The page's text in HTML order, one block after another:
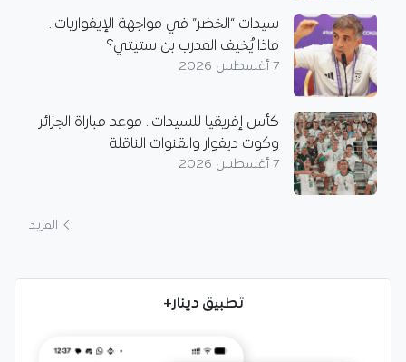
سيدات “الخضر” في مواجهة الإيفواريات..
ماذا يُخيف المدرب بن ستيتي؟
7 أغسطس 2026
كأس إفريقيا للسيدات.. موعد مباراة الجزائر
وكوت ديفوار والقنوات الناقلة
7 أغسطس 2026
المزيد
تطبيق دينار+